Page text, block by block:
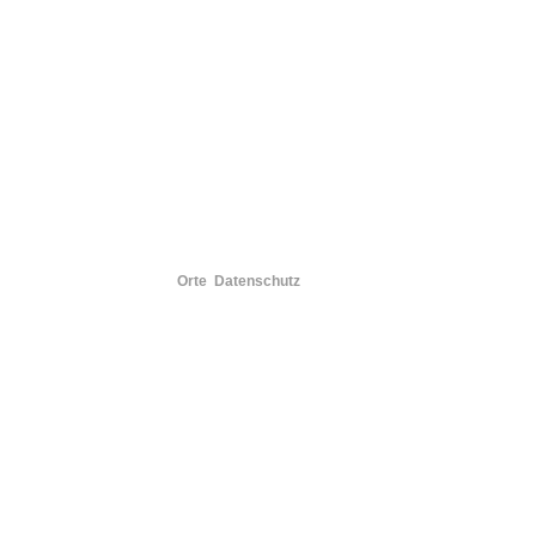
Orte Datenschutz